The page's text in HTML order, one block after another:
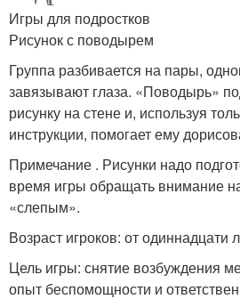
Игры для подростков
Рисунок с поводырем
Группа разбивается на пары,
завязывают глаза. «Поводырь»
рисунку на стене и, используя
инструкции, помогает ему
Примечание . Рисунки надо
время игры обращать внимание
«слепым».
Возраст игроков: от одиннадцати
Цель игры: снятие возбуждения
опыт беспомощности и